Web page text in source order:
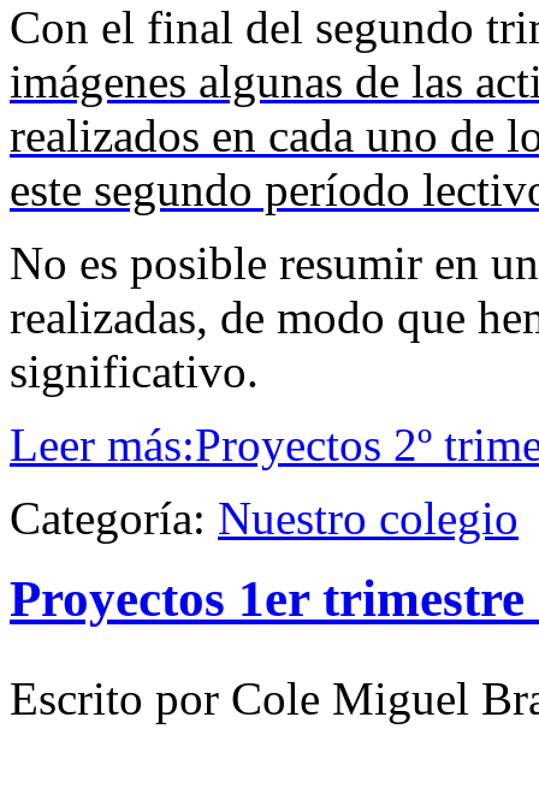
Con el final del segundo
imágenes algunas de las
realizados en cada uno de
este segundo período
No es posible resumir en
realizadas, de modo que
significativo.
Leer más:Proyectos 2º
Categoría: Nuestro colegio
Proyectos 1er trimestre
Escrito por Cole Miguel